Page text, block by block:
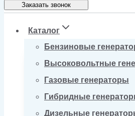
Заказать звонок
Каталог
Бензиновые
Высоковольтные
Газовые генераторы
Гибридные
Дизельные